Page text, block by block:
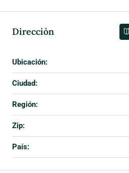
Dirección
Ubicación:
Ciudad:
Región:
Zip:
País: